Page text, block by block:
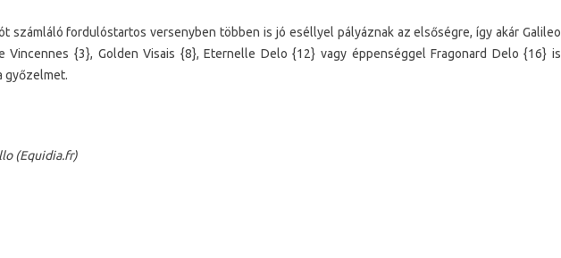
számláló fordulóstartos versenyben többen is jó eséllyel pályáznak az elsőségre, így akár Galileo
Vincennes {3}, Golden Visais {8}, Eternelle Delo {12} vagy éppenséggel Fragonard Delo {16} is
győzelmet.
(Equidia.fr)